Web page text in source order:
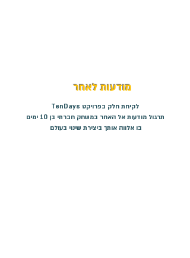
מודעות לאחר
לקיחת חלק בפרויקט TenDays
תרגול מודעות אל האחר במשחק חברתי בן 10 ימים
בו אלווה אותך ביצירת שינוי בעולם